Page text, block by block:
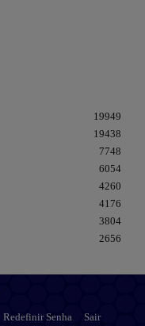
19949
19438
7748
6054
4260
4176
3804
2656
Redefinir Senha Sair